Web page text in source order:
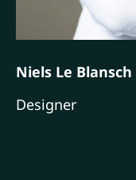
Niels Le Blansch
Designer